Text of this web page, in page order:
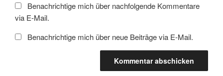
Benachrichtige mich über nachfolgende Kommentare
via E-Mail.
Benachrichtige mich über neue Beiträge via E-Mail.